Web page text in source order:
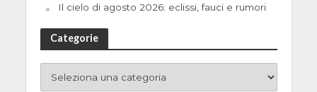
Il cielo di agosto 2026: eclissi, fauci e rumori
Categorie